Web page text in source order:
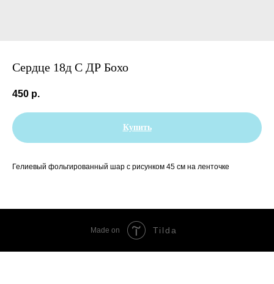
Сердце 18д С ДР Бохо
450 р.
Купить
Гелиевый фольгированный шар с рисунком 45 см на ленточке
Made on Tilda